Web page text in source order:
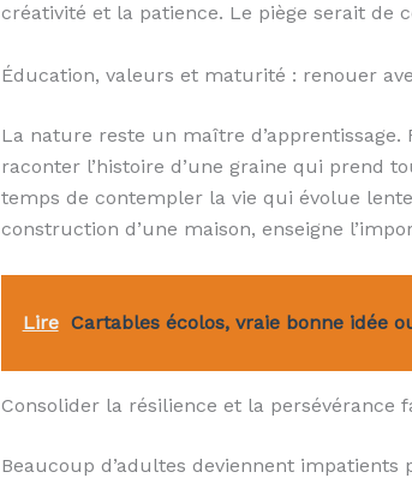
créativité et la patience. Le piège serait
Éducation, valeurs et maturité : renouer
La nature reste un maître
raconter l’histoire d’une graine qui prend
temps de contempler la vie qui évolue
construction d’une maison, enseigne
Lire Cartables écolos, vraie bonne idée
Consolider la résilience et la persévérance
Beaucoup d’adultes deviennent impatients